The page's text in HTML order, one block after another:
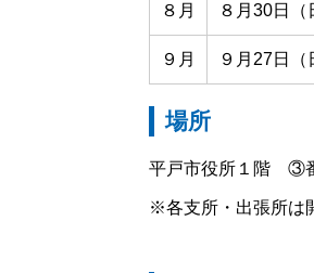
８月 ８月30日（
９月 ９月27日（
場所
平戸市役所１階 ③
※各支所・出張所は